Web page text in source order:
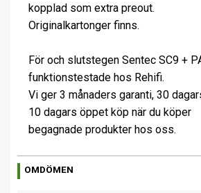
kopplad som extra preout.
Originalkartonger finns.
För och slutstegen Sentec SC9 +
funktionstestade hos Rehifi.
Vi ger 3 månaders garanti, 30
10 dagars öppet köp när du köper
begagnade produkter hos oss.
OMDÖMEN